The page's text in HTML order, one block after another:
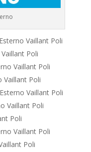
Vaillant Poli
Poli
Vaillant Poli
Vaillant Poli
Vaillant Poli
Vaillant Poli
Poli
Vaillant Poli
Poli